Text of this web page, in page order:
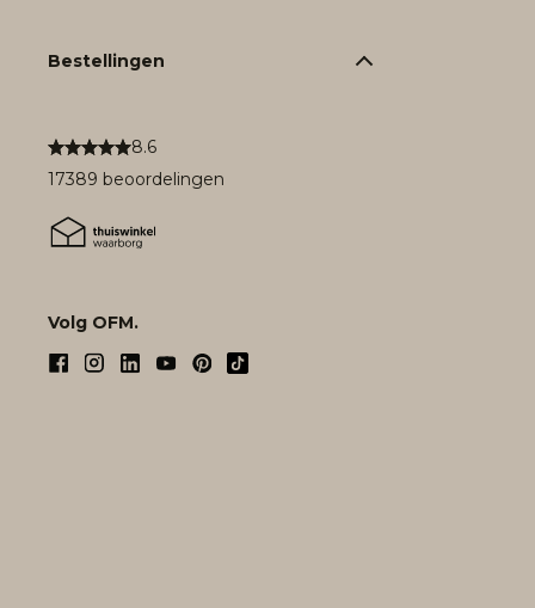
8.6
17389 beoordelingen
Volg OFM.
Bestellingen